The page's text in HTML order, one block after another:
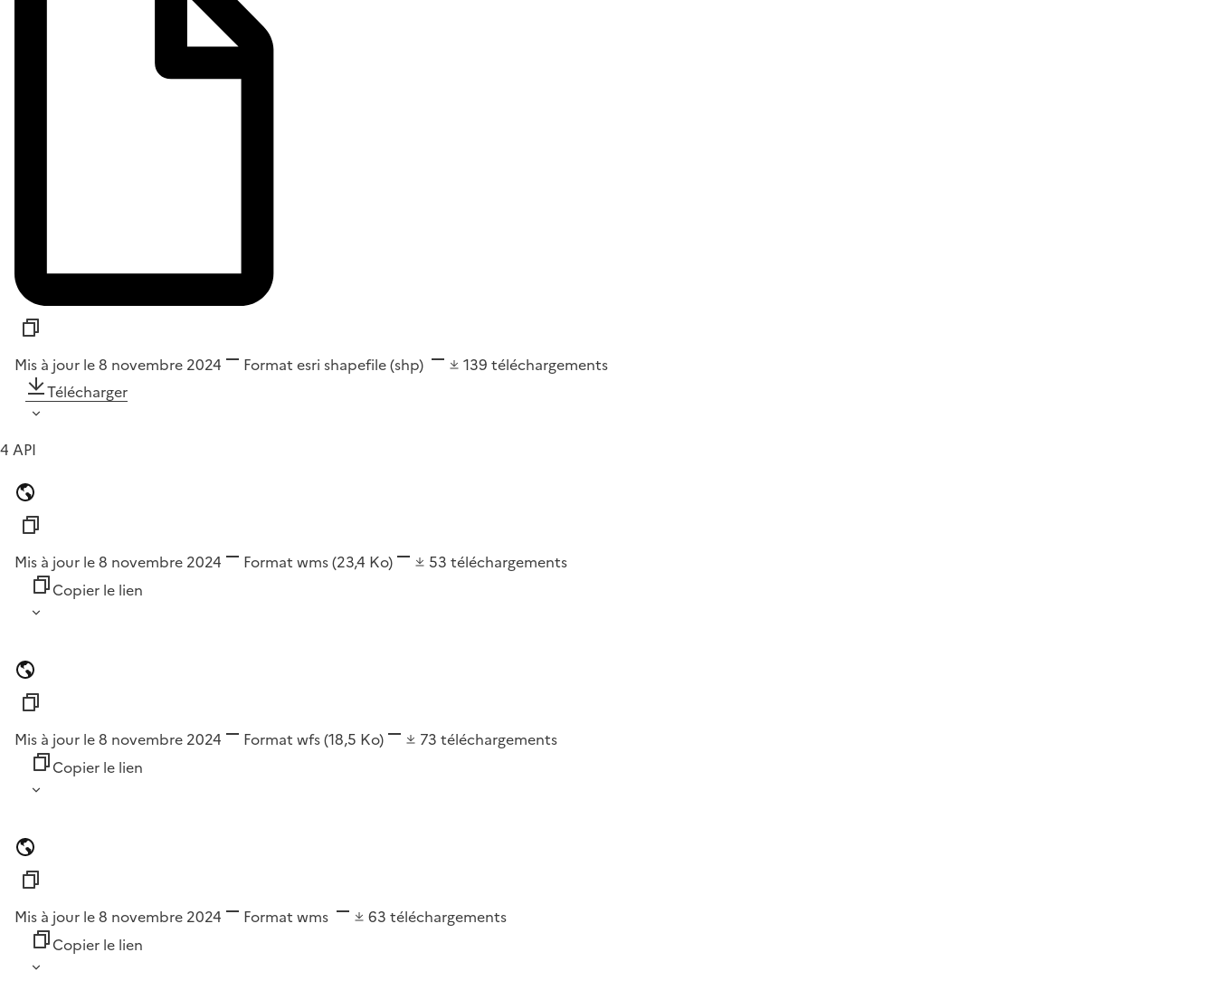
Mis à jour le 8 novembre 2024 Format esri shapefile (shp) 139 téléchargements
Télécharger
4 API
Mis à jour le 8 novembre 2024 Format wms(23,4 Ko) 53 téléchargements
Copier le lien
Mis à jour le 8 novembre 2024 Format wfs(18,5 Ko) 73 téléchargements
Copier le lien
Mis à jour le 8 novembre 2024 Format wms 63 téléchargements
Copier le lien